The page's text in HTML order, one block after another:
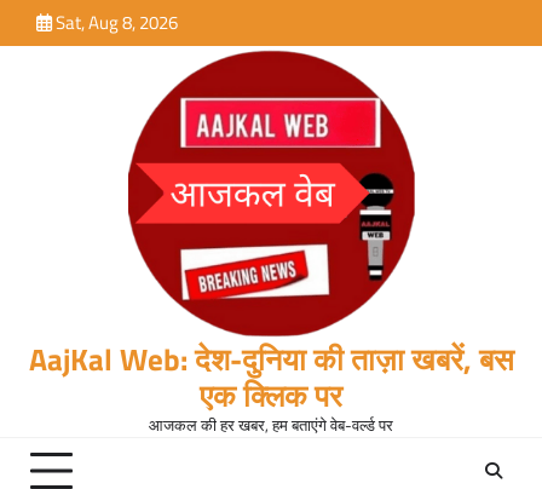
to
Sat, Aug 8, 2026
AajKal Web: देश-दुनिया की ताज़ा खबरें, बस
एक क्लिक पर
आजकल की हर खबर, हम बताएंगे वेब-वर्ल्ड पर